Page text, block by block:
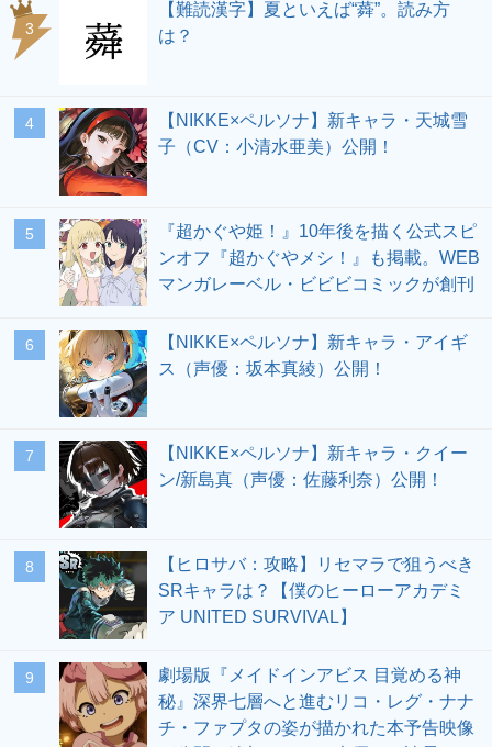
3
【難読漢字】夏といえば“蕣”。読み方
は？
4
【NIKKE×ペルソナ】新キャラ・天城雪
子（CV：小清水亜美）公開！
5
『超かぐや姫！』10年後を描く公式スピ
ンオフ『超かぐやメシ！』も掲載。WEB
マンガレーベル・ビビビコミックが創刊
6
【NIKKE×ペルソナ】新キャラ・アイギ
ス（声優：坂本真綾）公開！
7
【NIKKE×ペルソナ】新キャラ・クイー
ン/新島真（声優：佐藤利奈）公開！
8
【ヒロサバ：攻略】リセマラで狙うべき
SRキャラは？【僕のヒーローアカデミ
ア UNITED SURVIVAL】
9
劇場版『メイドインアビス 目覚める神
秘』深界七層へと進むリコ・レグ・ナナ
チ・ファプタの姿が描かれた本予告映像